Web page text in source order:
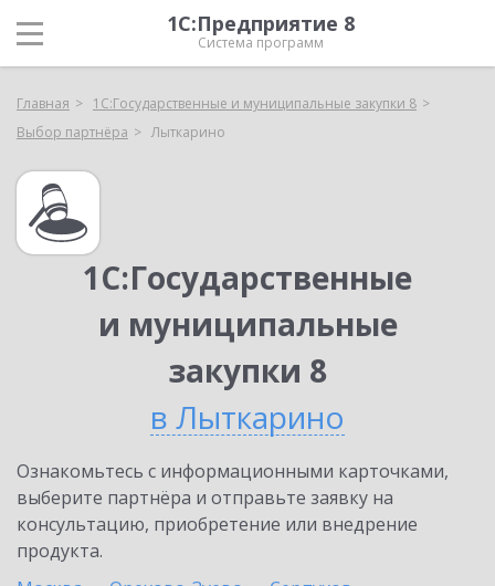
1С:Предприятие 8
Система программ
Главная
1С:Государственные и муниципальные закупки 8
Выбор партнёра
Лыткарино
1С:Государственные
и муниципальные
закупки 8
в Лыткарино
Ознакомьтесь с информационными карточками,
выберите партнёра и отправьте заявку на
консультацию, приобретение или внедрение
продукта.